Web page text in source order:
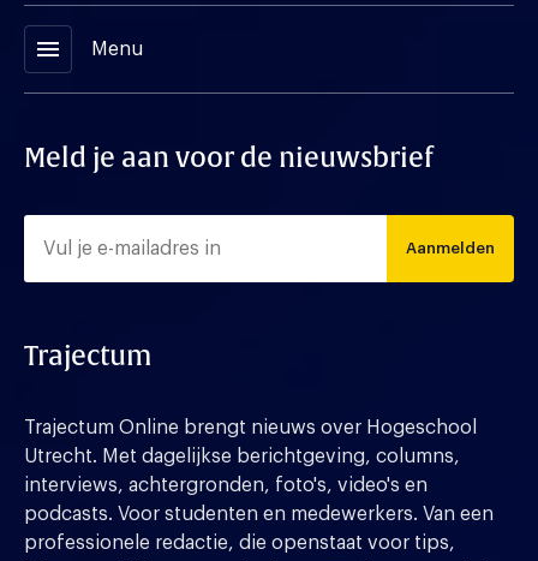
menu Menu
Meld je aan voor de nieuwsbrief
Aanmelden
Trajectum
Trajectum Online brengt nieuws over Hogeschool
Utrecht. Met dagelijkse berichtgeving, columns,
interviews, achtergronden, foto's, video's en
podcasts. Voor studenten en medewerkers. Van een
professionele redactie, die openstaat voor tips,